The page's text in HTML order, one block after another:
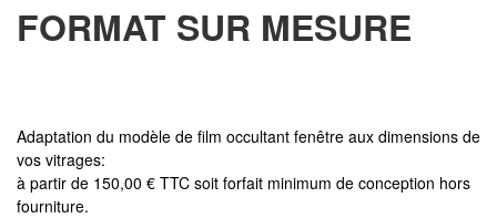
FORMAT SUR MESURE
Adaptation du modèle de film occultant fenêtre aux dimensions de
vos vitrages:
à partir de 150,00 € TTC soit forfait minimum de conception hors
fourniture.